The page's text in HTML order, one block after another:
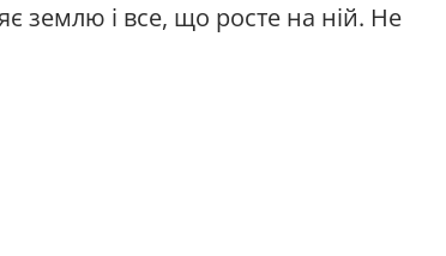
землю і все, що росте на ній. Не